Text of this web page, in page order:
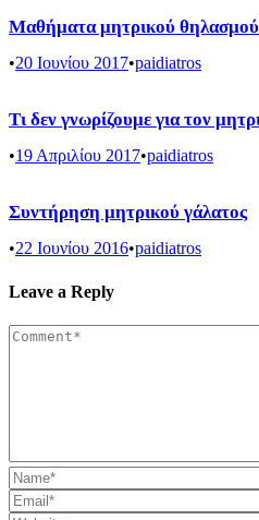
Μαθήματα μητρικού
•20 Ιουνίου 2017•paidiatros
Τι δεν γνωρίζουμε για τον
•19 Απριλίου 2017•paidiatros
Συντήρηση μητρικού γάλατος
•22 Ιουνίου 2016•paidiatros
Leave a Reply